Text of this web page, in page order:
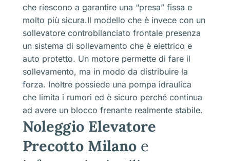
che riescono a garantire una “presa” fissa e
molto più sicura.Il modello che è invece con un
sollevatore controbilanciato frontale presenza
un sistema di sollevamento che è elettrico e
auto protetto. Un motore permette di fare il
sollevamento, ma in modo da distribuire la
forza. Inoltre possiede una pompa idraulica
che limita i rumori ed è sicuro perché continua
ad avere un blocco frenante realmente stabile.
Noleggio Elevatore
Precotto Milano e